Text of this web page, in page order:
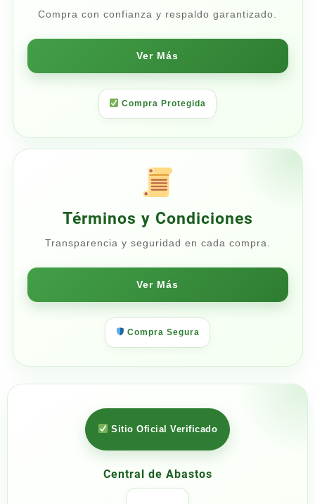
Compra con confianza y respaldo garantizado.
Ver Más
Compra Protegida
Términos y Condiciones
Transparencia y seguridad en cada compra.
Ver Más
Compra Segura
Sitio Oficial Verificado
Central de Abastos